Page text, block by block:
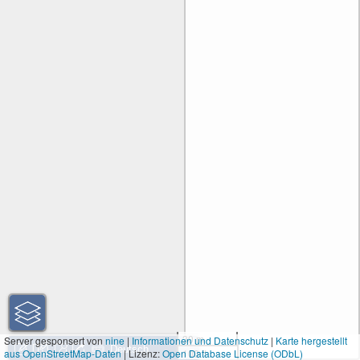
30 m
100 ft
Server gesponsert vonnine|Informationen und Datenschutz | Karte hergestellt
aus OpenStreetMap-Daten| Lizenz:Open Database License (ODbL)